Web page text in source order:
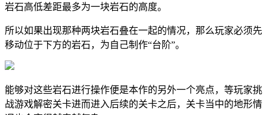
岩石高低差距最多为一块岩石的高度。
所以如果出现那种两块岩石叠在一起的情况，那么玩家必须先
移动位于下方的岩石，为自己制作“台阶”。
能够对这些岩石进行操作便是本作的另外一个亮点，等玩家挑
战游戏解密关卡进而进入后续的关卡之后，关卡当中的地形情